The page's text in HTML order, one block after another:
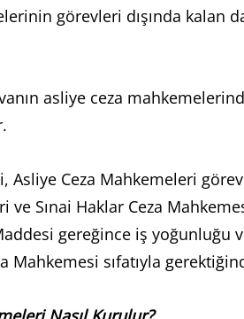
görevleri dışında kalan
asliye ceza
Asliye Ceza Mahkemeleri
ve Sınai Haklar Ceza
gereğince iş
Mahkemesi sıfatıyla